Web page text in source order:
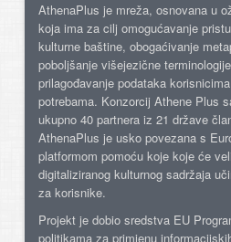
AthenaPlus je mreža, osnovana u
koja ima za cilj omogućavanje
kulturne baštine, obogaćivanje
poboljšanje višejezične
prilagođavanje podataka
potrebama. Konzorcij Athene Plus
ukupno 40 partnera iz 21 države
AthenaPlus je usko povezana s
platformom pomoću koje koje će
digitaliziranog kulturnog sadržaja
za korisnike.
Projekt je dobio sredstva EU
politikama za primjenu